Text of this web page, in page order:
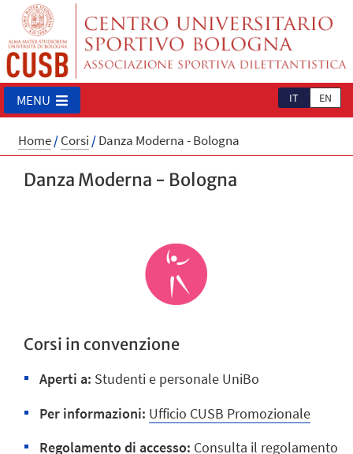
IT EN
MENU
Home/Corsi /Danza Moderna - Bologna
Danza Moderna - Bologna
Corsi in convenzione
Aperti a: Studenti e personale UniBo
Per informazioni: Ufficio CUSB Promozionale
Regolamento di accesso: Consulta il regolamento